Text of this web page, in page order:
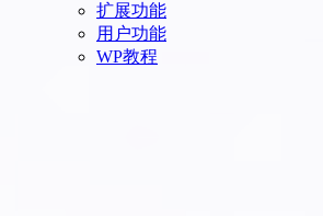
扩展功能
用户功能
WP教程